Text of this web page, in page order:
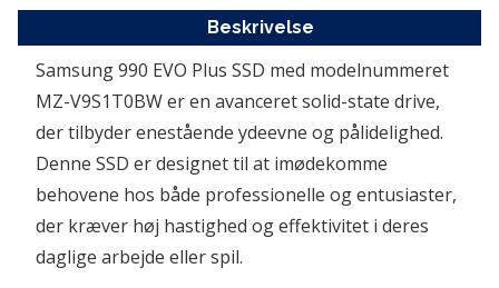
Beskrivelse
Samsung 990 EVO Plus SSD med modelnummeret
MZ-V9S1T0BW er en avanceret solid-state drive,
der tilbyder enestående ydeevne og pålidelighed.
Denne SSD er designet til at imødekomme
behovene hos både professionelle og entusiaster,
der kræver høj hastighed og effektivitet i deres
daglige arbejde eller spil.